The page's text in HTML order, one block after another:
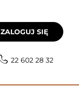
ZALOGUJ SIĘ
22 602 28 32